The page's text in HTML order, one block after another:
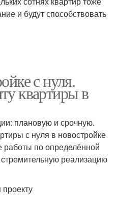
и будут способствовать
с нуля.
квартиры в
плановую и срочную.
с нуля в новостройке
работы по определённой
реализацию